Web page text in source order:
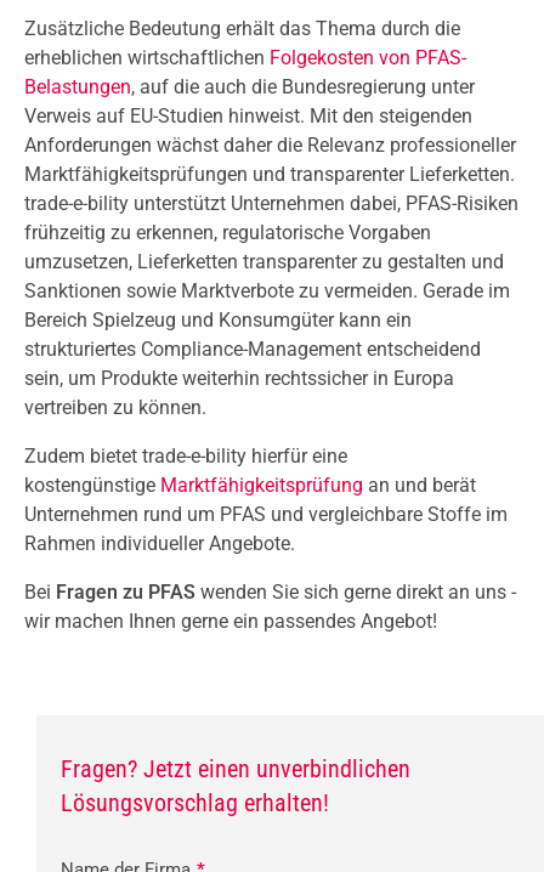
Zusätzliche Bedeutung erhält das Thema durch die
erheblichen wirtschaftlichen Folgekosten von PFAS-
Belastungen, auf die auch die Bundesregierung unter
Verweis auf EU-Studien hinweist. Mit den steigenden
Anforderungen wächst daher die Relevanz professioneller
Marktfähigkeitsprüfungen und transparenter Lieferketten.
trade-e-bility unterstützt Unternehmen dabei, PFAS-Risiken
frühzeitig zu erkennen, regulatorische Vorgaben
umzusetzen, Lieferketten transparenter zu gestalten und
Sanktionen sowie Marktverbote zu vermeiden. Gerade im
Bereich Spielzeug und Konsumgüter kann ein
strukturiertes Compliance-Management entscheidend
sein, um Produkte weiterhin rechtssicher in Europa
vertreiben zu können.
Zudem bietet trade-e-bility hierfür eine
kostengünstige Marktfähigkeitsprüfung an und berät
Unternehmen rund um PFAS und vergleichbare Stoffe im
Rahmen individueller Angebote.
Bei Fragen zu PFAS wenden Sie sich gerne direkt an uns -
wir machen Ihnen gerne ein passendes Angebot!
Fragen? Jetzt einen unverbindlichen
Lösungsvorschlag erhalten!